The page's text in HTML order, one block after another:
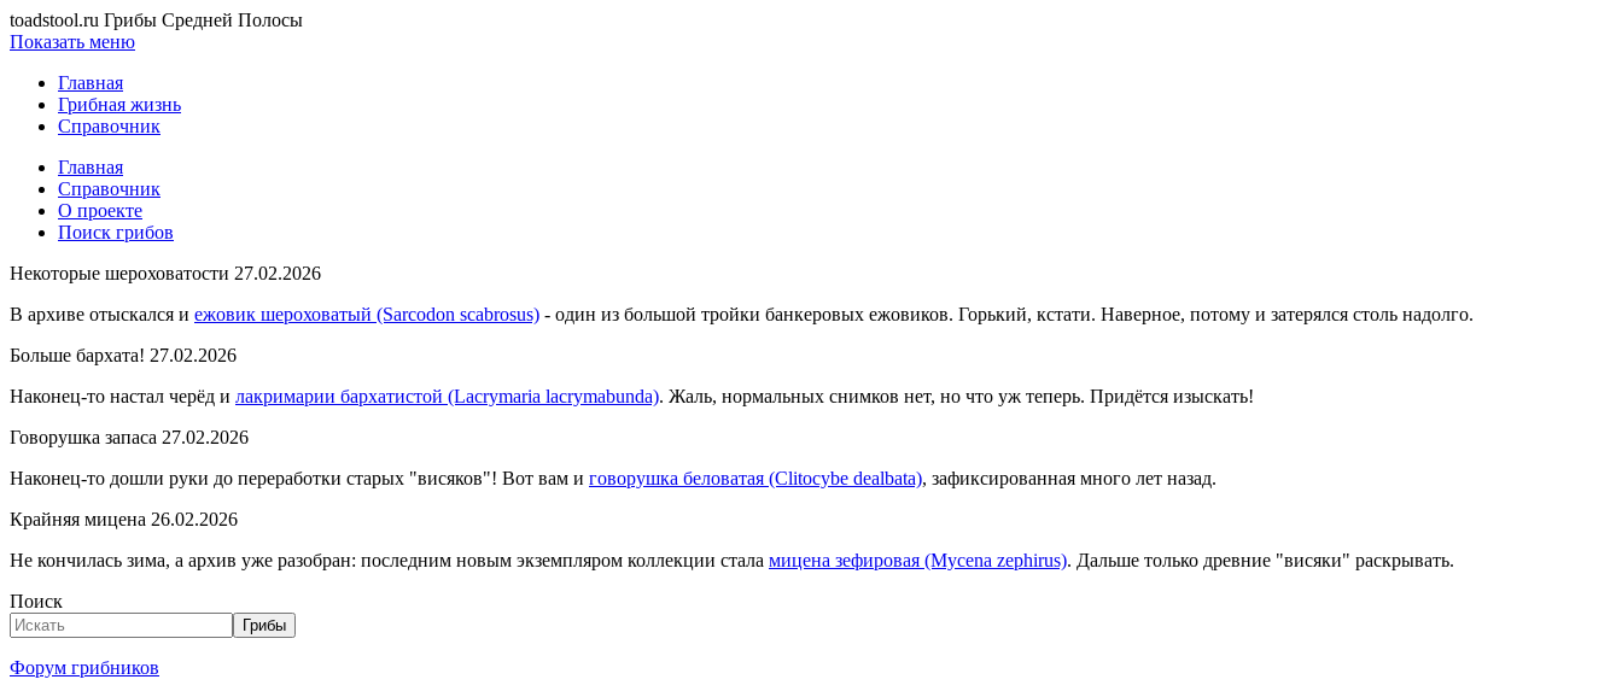
toadstool.ru Грибы Средней Полосы
Показать меню
Главная
Грибная жизнь
Справочник
Главная
Справочник
О проекте
Поиск грибов
Некоторые шероховатости 27.02.2026
В архиве отыскался и ежовик шероховатый (Sarcodon scabrosus) - один из большой тройки банкеровых ежовиков. Горький, кстати. Наверное, потому и затерялся столь надолго.
Больше бархата! 27.02.2026
Наконец-то настал черёд и лакримарии бархатистой (Lacrymaria lacrymabunda). Жаль, нормальных снимков нет, но что уж теперь. Придётся изыскать!
Говорушка запаса 27.02.2026
Наконец-то дошли руки до переработки старых "висяков"! Вот вам и говорушка беловатая (Clitocybe dealbata), зафиксированная много лет назад.
Крайняя мицена 26.02.2026
Не кончилась зима, а архив уже разобран: последним новым экземпляром коллекции стала мицена зефировая (Mycena zephirus). Дальше только древние "висяки" раскрывать.
Поиск
Грибы
Форум грибников